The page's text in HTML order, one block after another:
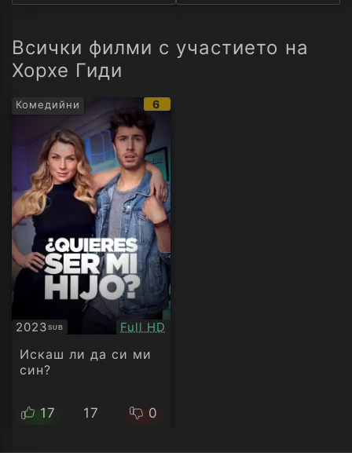
Всички филми с участието на
Хорхе Гиди
Комедийни
IMDb
6
2023SUB
Субтитри Качество:
Full HD
Искаш ли да си ми
син?
17 17 0